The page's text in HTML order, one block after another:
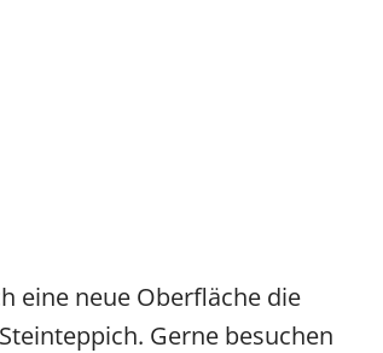
eine neue Oberfläche die
Gerne besuchen